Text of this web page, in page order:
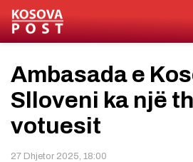
Ambasada e
Slloveni ka një
votuesit
27 Dhjetor 2025, 18:00